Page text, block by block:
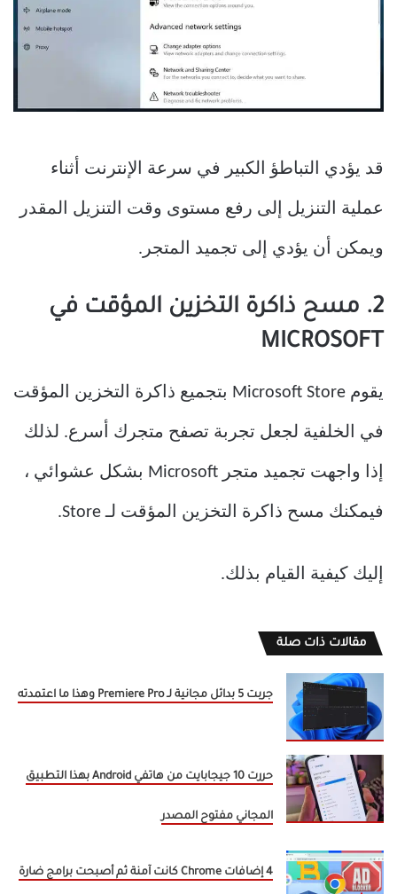
قد يؤدي التباطؤ الكبير في سرعة الإنترنت أثناء
عملية التنزيل إلى رفع مستوى وقت التنزيل المقدر
ويمكن أن يؤدي إلى تجميد المتجر.
2. مسح ذاكرة التخزين المؤقت في
MICROSOFT
يقوم Microsoft Store بتجميع ذاكرة التخزين المؤقت
في الخلفية لجعل تجربة تصفح متجرك أسرع. لذلك
إذا واجهت تجميد متجر Microsoft بشكل عشوائي ،
فيمكنك مسح ذاكرة التخزين المؤقت لـ Store.
إليك كيفية القيام بذلك.
مقالات ذات صلة
جربت 5 بدائل مجانية لـ Premiere Pro وهذا ما اعتمدته
حررت 10 جيجابايت من هاتفي Android بهذا التطبيق
المجاني مفتوح المصدر
4 إضافات Chrome كانت آمنة ثم أصبحت برامج ضارة